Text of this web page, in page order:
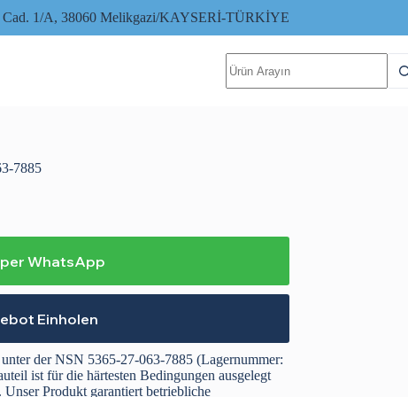
Cad. 1/A, 38060 Melikgazi/KAYSERİ-TÜRKİYE
Ergebnisse
7885
WhatsApp
Einholen
der NSN 5365-27-063-7885 (Lagernummer:
ist für die härtesten Bedingungen ausgelegt
Produkt garantiert betriebliche